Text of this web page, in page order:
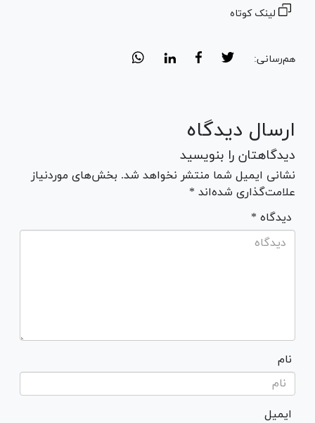
لینک کوتاه
هم‌رسانی:
ارسال دیدگاه
دیدگاهتان را بنویسید
نشانی ایمیل شما منتشر نخواهد شد. بخش‌های موردنیاز
علامت‌گذاری شده‌اند *
* دیدگاه
نام
ایمیل